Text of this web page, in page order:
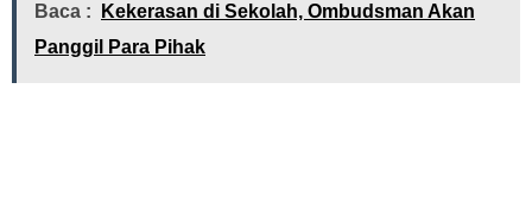
Baca :
Kekerasan di Sekolah, Ombudsman Akan
Panggil Para Pihak